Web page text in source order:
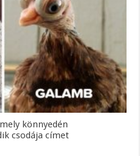
könnyedén
csodája címet